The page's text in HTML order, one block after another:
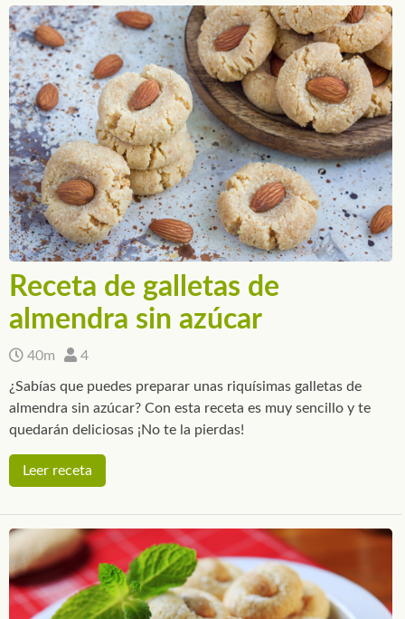
Receta de galletas de
almendra sin azúcar
40m 4
¿Sabías que puedes preparar unas riquísimas galletas de
almendra sin azúcar? Con esta receta es muy sencillo y te
quedarán deliciosas ¡No te la pierdas!
Leer receta